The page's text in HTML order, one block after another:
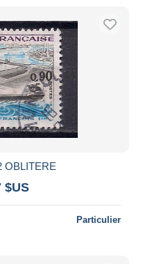
OBLITERE
$US
Particulier